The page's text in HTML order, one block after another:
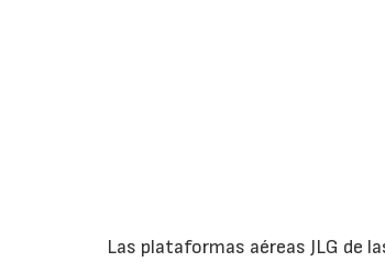
Las plataformas aéreas JLG de